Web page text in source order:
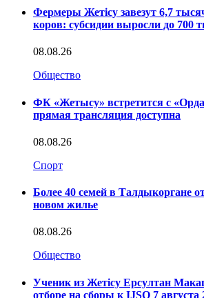
Фермеры Жетісу завезут 6,7
коров: субсидии выросли до 700
08.08.26
Общество
ФК «Жетысу» встретится с
прямая трансляция доступна
08.08.26
Спорт
Более 40 семей в Талдыкоргане
новом жилье
08.08.26
Общество
Ученик из Жетісу Ерсултан
отборе на сборы к IJSO 7 августа